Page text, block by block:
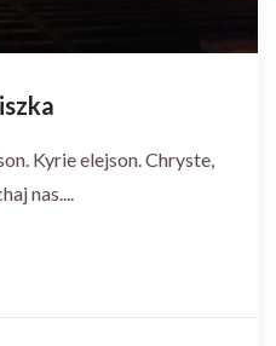
Kyrie elejson. Chryste,
nas....